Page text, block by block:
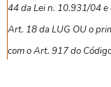
44 da Lei n. 10.931/04 e
Art. 18 da LUG OU o
com o Art. 917 do